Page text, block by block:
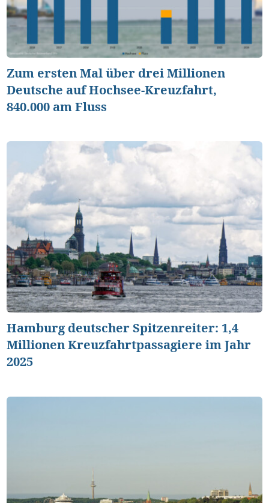
Zum ersten Mal über drei Millionen
Deutsche auf Hochsee-Kreuzfahrt,
840.000 am Fluss
Hamburg deutscher Spitzenreiter: 1,4
Millionen Kreuzfahrtpassagiere im Jahr
2025